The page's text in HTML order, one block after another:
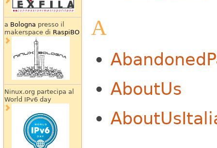
a Bologna presso il
makerspace di RaspiBO
Ninux.org partecipa al
World IPv6 day
A
AboutUs